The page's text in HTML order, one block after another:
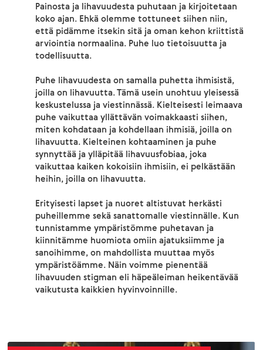
Painosta ja lihavuudesta puhutaan ja kirjoitetaan
koko ajan. Ehkä olemme tottuneet siihen niin,
että pidämme itsekin sitä ja oman kehon kriittistä
arviointia normaalina. Puhe luo tietoisuutta ja
todellisuutta.
Puhe lihavuudesta on samalla puhetta ihmisistä,
joilla on lihavuutta. Tämä usein unohtuu yleisessä
keskustelussa ja viestinnässä. Kielteisesti leimaava
puhe vaikuttaa yllättävän voimakkaasti siihen,
miten kohdataan ja kohdellaan ihmisiä, joilla on
lihavuutta. Kielteinen kohtaaminen ja puhe
synnyttää ja ylläpitää lihavuusfobiaa, joka
vaikuttaa kaiken kokoisiin ihmisiin, ei pelkästään
heihin, joilla on lihavuutta.
Erityisesti lapset ja nuoret altistuvat herkästi
puheillemme sekä sanattomalle viestinnälle. Kun
tunnistamme ympäristömme puhetavan ja
kiinnitämme huomiota omiin ajatuksiimme ja
sanoihimme, on mahdollista muuttaa myös
ympäristöämme. Näin voimme pienentää
lihavuuden stigman eli häpeäleiman heikentävää
vaikutusta kaikkien hyvinvoinnille.